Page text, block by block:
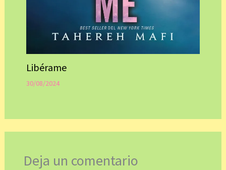
Libérame
30/08/2024
Deja un comentario